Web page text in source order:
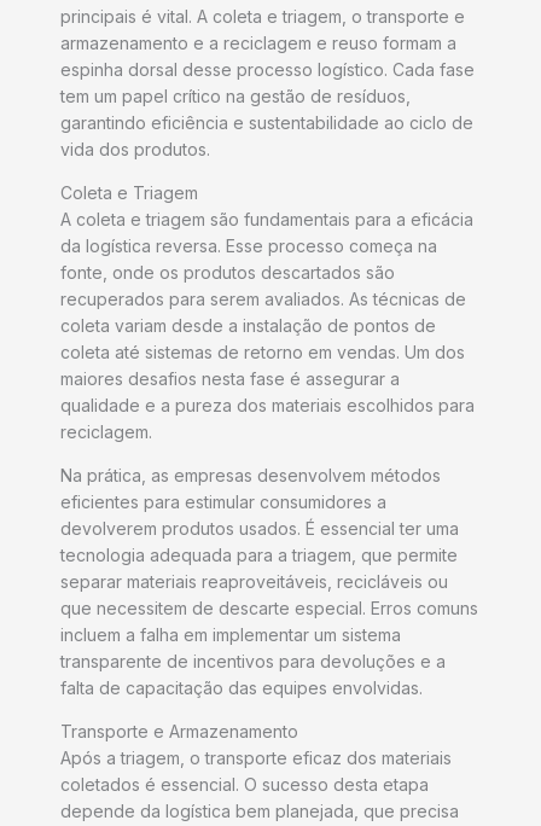
principais é vital. A coleta e triagem, o transporte e
armazenamento e a reciclagem e reuso formam a
espinha dorsal desse processo logístico. Cada fase
tem um papel crítico na gestão de resíduos,
garantindo eficiência e sustentabilidade ao ciclo de
vida dos produtos.
Coleta e Triagem
A coleta e triagem são fundamentais para a eficácia
da logística reversa. Esse processo começa na
fonte, onde os produtos descartados são
recuperados para serem avaliados. As técnicas de
coleta variam desde a instalação de pontos de
coleta até sistemas de retorno em vendas. Um dos
maiores desafios nesta fase é assegurar a
qualidade e a pureza dos materiais escolhidos para
reciclagem.
Na prática, as empresas desenvolvem métodos
eficientes para estimular consumidores a
devolverem produtos usados. É essencial ter uma
tecnologia adequada para a triagem, que permite
separar materiais reaproveitáveis, recicláveis ou
que necessitem de descarte especial. Erros comuns
incluem a falha em implementar um sistema
transparente de incentivos para devoluções e a
falta de capacitação das equipes envolvidas.
Transporte e Armazenamento
Após a triagem, o transporte eficaz dos materiais
coletados é essencial. O sucesso desta etapa
depende da logística bem planejada, que precisa